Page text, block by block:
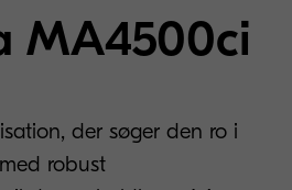
MA4500ci
der søger den ro i
robust